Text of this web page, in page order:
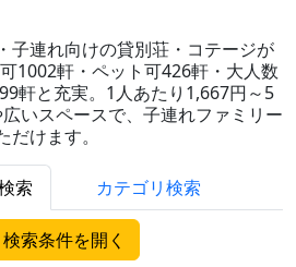
子連れ向けの貸別荘・コテージが
1002軒・ペット可426軒・大人数
軒と充実。1人あたり1,667円～5
いスペースで、子連れファミリー
けます。
索 カテゴリ検索
検索条件を開く